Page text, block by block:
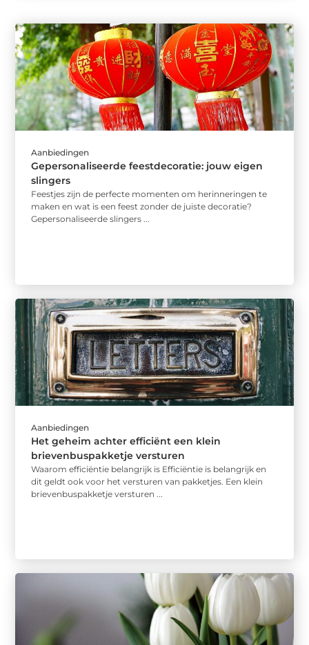
Aanbiedingen
Gepersonaliseerde feestdecoratie: jouw eigen
slingers
Feestjes zijn de perfecte momenten om herinneringen te
maken en wat is een feest zonder de juiste decoratie?
Gepersonaliseerde slingers ...
Aanbiedingen
Het geheim achter efficiënt een klein
brievenbuspakketje versturen
Waarom efficiëntie belangrijk is Efficiëntie is belangrijk en
dit geldt ook voor het versturen van pakketjes. Een klein
brievenbuspakketje versturen ...